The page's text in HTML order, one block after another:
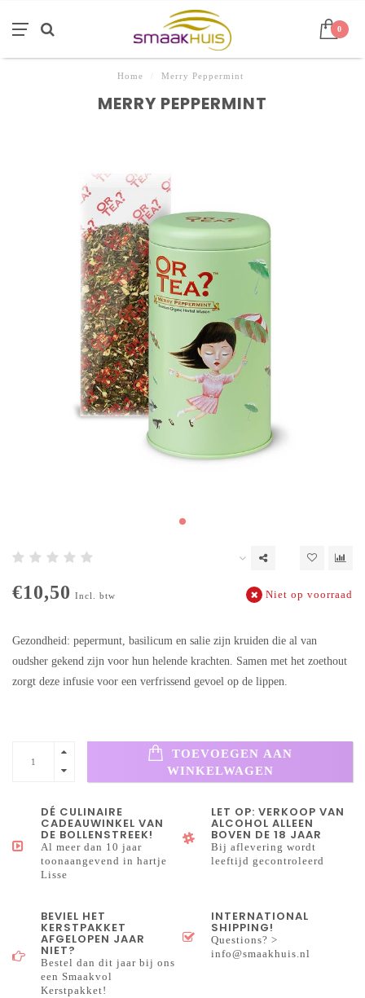
0
Home Merry Peppermint
MERRY PEPPERMINT
€10,50 Incl. btw Niet op voorraad
Gezondheid: pepermunt, basilicum en salie zijn kruiden die al van
oudsher gekend zijn voor hun helende krachten. Samen met het zoethout
zorgt deze infusie voor een verfrissend gevoel op de lippen.
TOEVOEGEN AAN
WINKELWAGEN
DÉ CULINAIRE
CADEAUWINKEL VAN
DE BOLLENSTREEK!
Al meer dan 10 jaar
toonaangevend in hartje
Lisse
LET OP: VERKOOP VAN
ALCOHOL ALLEEN
BOVEN DE 18 JAAR
Bij aflevering wordt
leeftijd gecontroleerd
BEVIEL HET
KERSTPAKKET
AFGELOPEN JAAR
NIET?
Bestel dan dit jaar bij ons
een Smaakvol
Kerstpakket!
INTERNATIONAL
SHIPPING!
Questions? >
info@smaakhuis.nl